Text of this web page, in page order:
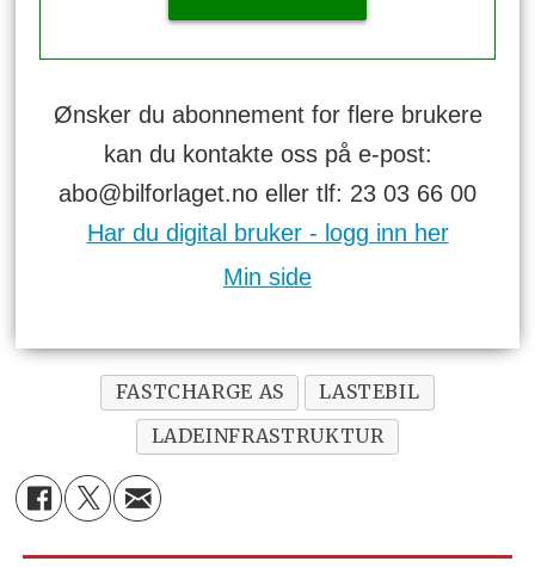
Ønsker du abonnement for flere brukere
kan du kontakte oss på e-post:
abo@bilforlaget.no eller tlf: 23 03 66 00
Har du digital bruker - logg inn her
Min side
FASTCHARGE AS
LASTEBIL
LADEINFRASTRUKTUR